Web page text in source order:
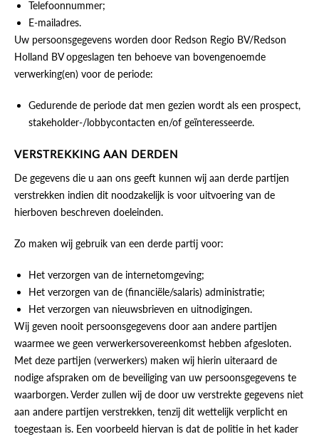
Telefoonnummer;
E-mailadres.
Uw persoonsgegevens worden door Redson Regio BV/Redson
Holland BV opgeslagen ten behoeve van bovengenoemde
verwerking(en) voor de periode:
Gedurende de periode dat men gezien wordt als een prospect,
stakeholder-/lobbycontacten en/of geïnteresseerde.
VERSTREKKING AAN DERDEN
De gegevens die u aan ons geeft kunnen wij aan derde partijen
verstrekken indien dit noodzakelijk is voor uitvoering van de
hierboven beschreven doeleinden.
Zo maken wij gebruik van een derde partij voor:
Het verzorgen van de internetomgeving;
Het verzorgen van de (financiële/salaris) administratie;
Het verzorgen van nieuwsbrieven en uitnodigingen.
Wij geven nooit persoonsgegevens door aan andere partijen
waarmee we geen verwerkersovereenkomst hebben afgesloten.
Met deze partijen (verwerkers) maken wij hierin uiteraard de
nodige afspraken om de beveiliging van uw persoonsgegevens te
waarborgen. Verder zullen wij de door uw verstrekte gegevens niet
aan andere partijen verstrekken, tenzij dit wettelijk verplicht en
toegestaan is. Een voorbeeld hiervan is dat de politie in het kader